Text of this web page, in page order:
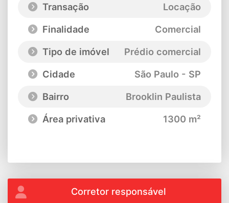
Transação
Locação
Finalidade
Comercial
Tipo de imóvel
Prédio comercial
Cidade
São Paulo - SP
Bairro
Brooklin Paulista
Área privativa
1300 m²
Corretor responsável